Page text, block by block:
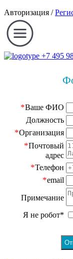
Авторизация /
+7 495
*Ваше ФИО
Должность
*Организация
*Почтовый
адрес
*Телефон
*email
Примечание
Я не робот*